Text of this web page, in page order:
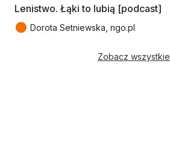
Lenistwo. Łąki to lubią [podcast]
● Dorota Setniewska, ngo.pl
Zobacz wszystkie